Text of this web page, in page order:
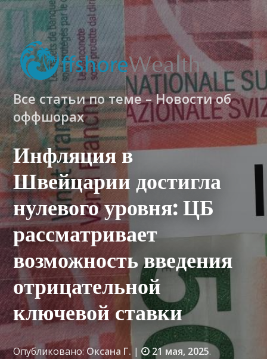
Все статьи по теме – Новости об
оффшорах
Инфляция в
Швейцарии достигла
нулевого уровня: ЦБ
рассматривает
возможность введения
отрицательной
ключевой ставки
Опубликовано:Оксана Г. | 21 мая, 2025.